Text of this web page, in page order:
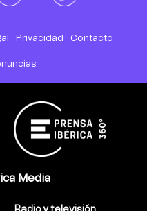
Privacidad Contacto
Media